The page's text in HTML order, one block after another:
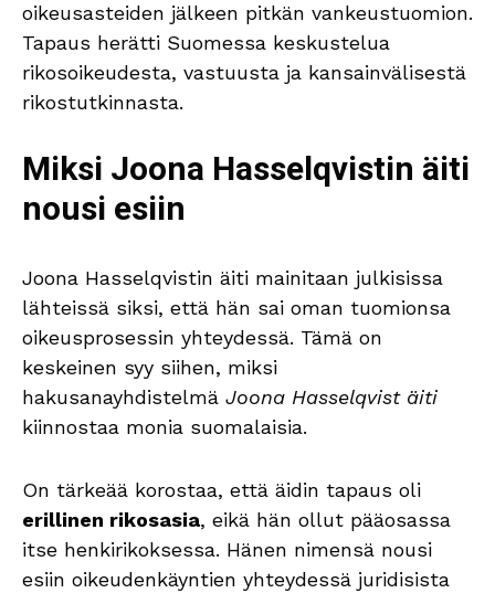
oikeusasteiden jälkeen pitkän vankeustuomion.
Tapaus herätti Suomessa keskustelua
rikosoikeudesta, vastuusta ja kansainvälisestä
rikostutkinnasta.
Miksi Joona Hasselqvistin äiti
nousi esiin
Joona Hasselqvistin äiti mainitaan julkisissa
lähteissä siksi, että hän sai oman tuomionsa
oikeusprosessin yhteydessä. Tämä on
keskeinen syy siihen, miksi
hakusanayhdistelmä Joona Hasselqvist äiti
kiinnostaa monia suomalaisia.
On tärkeää korostaa, että äidin tapaus oli
erillinen rikosasia, eikä hän ollut pääosassa
itse henkirikoksessa. Hänen nimensä nousi
esiin oikeudenkäyntien yhteydessä juridisista